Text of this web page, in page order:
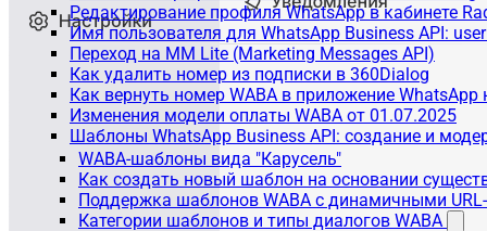
Редактирование профиля WhatsApp в кабинете
Имя пользователя для WhatsApp Business API:
Переход на MM Lite (Marketing Messages API)
Как удалить номер из подписки в 360Dialog
Как вернуть номер WABA в приложение WhatsApp
Изменения модели оплаты WABA от 01.07.2025
Шаблоны WhatsApp Business API: создание и
WABA-шаблоны вида "Карусель"
Как создать новый шаблон на основании
Поддержка шаблонов WABA с динамичными
Категории шаблонов и типы диалогов WABA